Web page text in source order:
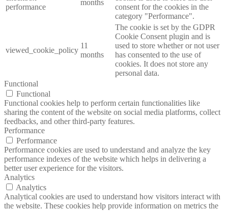
performance
months
consent for the cookies in the
category "Performance".
viewed_cookie_policy
11
months
The cookie is set by the GDPR
Cookie Consent plugin and is
used to store whether or not user
has consented to the use of
cookies. It does not store any
personal data.
Functional
Functional
Functional cookies help to perform certain functionalities like
sharing the content of the website on social media platforms, collect
feedbacks, and other third-party features.
Performance
Performance
Performance cookies are used to understand and analyze the key
performance indexes of the website which helps in delivering a
better user experience for the visitors.
Analytics
Analytics
Analytical cookies are used to understand how visitors interact with
the website. These cookies help provide information on metrics the